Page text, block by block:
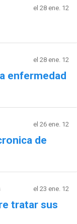
el 28 ene. 12
el 28 ene. 12
enfermedad
el 26 ene. 12
de
el 23 ene. 12
tratar sus